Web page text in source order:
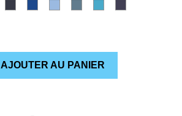
AJOUTER AU PANIER